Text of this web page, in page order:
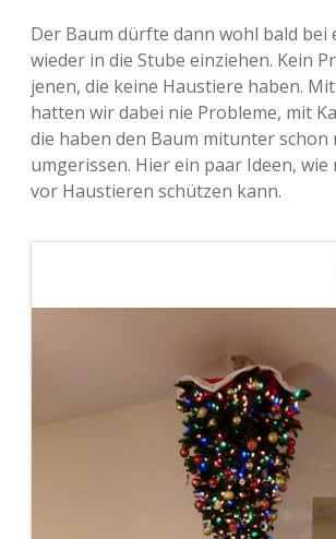
Der Baum dürfte dann wohl bald bei
wieder in die Stube einziehen. Kein
jenen, die keine Haustiere haben.
hatten wir dabei nie Probleme, mit
die haben den Baum mitunter
umgerissen. Hier ein paar Ideen, wie
vor Haustieren schützen kann.